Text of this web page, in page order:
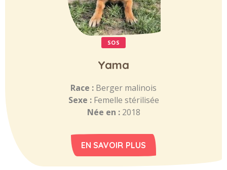
SOS
Yama
Race : Berger malinois
Sexe : Femelle stérilisée
Née en : 2018
EN SAVOIR PLUS